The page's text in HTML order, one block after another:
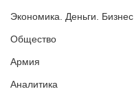
Экономика. Деньги. Бизнес
Общество
Армия
Аналитика